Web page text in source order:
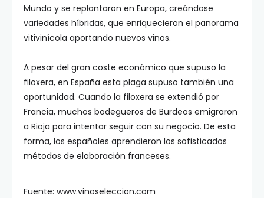
Mundo y se replantaron en Europa, creándose
variedades híbridas, que enriquecieron el panorama
vitivinícola aportando nuevos vinos.
A pesar del gran coste económico que supuso la
filoxera, en España esta plaga supuso también una
oportunidad. Cuando la filoxera se extendió por
Francia, muchos bodegueros de Burdeos emigraron
a Rioja para intentar seguir con su negocio. De esta
forma, los españoles aprendieron los sofisticados
métodos de elaboración franceses.
Fuente: www.vinoseleccion.com